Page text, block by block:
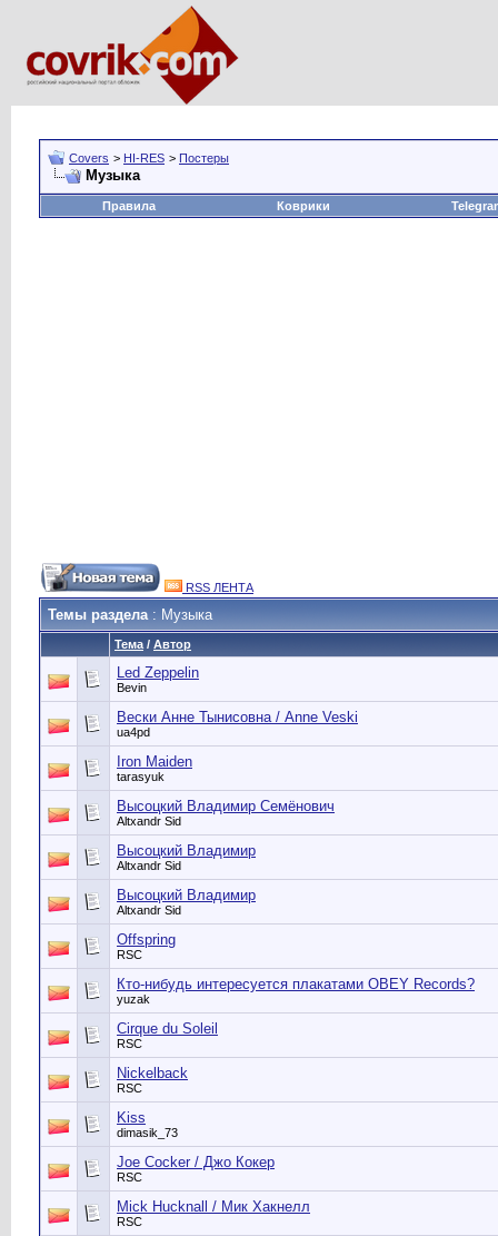
Covers > HI-RES > Постеры
Музыка
Правила Коврики
RSS ЛЕНТА
Темы раздела: Музыка
Тема / Автор
Led Zeppelin
Bevin
Вески Анне Тынисовна / Anne Veski
ua4pd
Iron Maiden
tarasyuk
Высоцкий Владимир Семёнович
Altxandr Sid
Высоцкий Владимир
Altxandr Sid
Высоцкий Владимир
Altxandr Sid
Offspring
RSC
Кто-нибудь интересуется плакатами OBEY Records?
yuzak
Cirque du Soleil
RSC
Nickelback
RSC
Kiss
dimasik_73
Joe Cocker / Джо Кокер
RSC
Mick Hucknall / Мик Хакнелл
RSC